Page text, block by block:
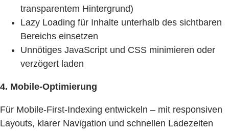
transparentem Hintergrund)
Lazy Loading für Inhalte unterhalb des sichtbaren
Bereichs einsetzen
Unnötiges JavaScript und CSS minimieren oder
verzögert laden
4. Mobile-Optimierung
Für Mobile-First-Indexing entwickeln – mit responsiven
Layouts, klarer Navigation und schnellen Ladezeiten